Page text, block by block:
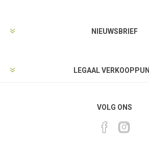
NIEUWSBRIEF
LEGAAL
VOLG ONS